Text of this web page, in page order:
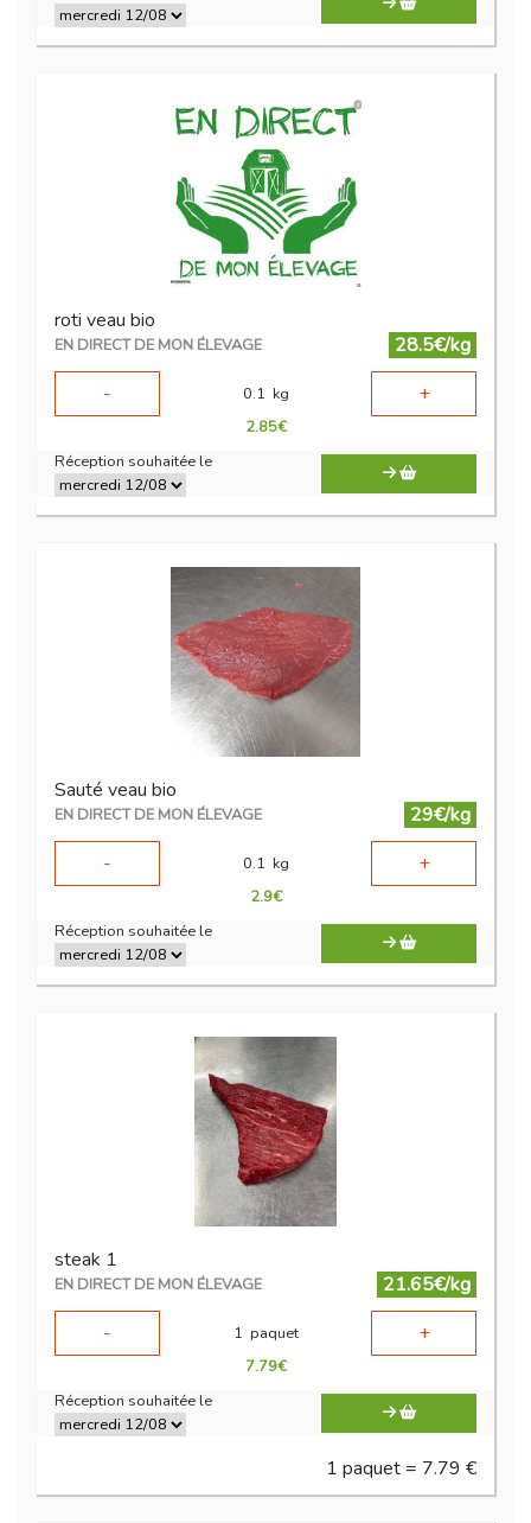
roti veau bio
EN DIRECT DE MON ÉLEVAGE
28.5€/kg
-
0.1 kg +
2.85€
Réception souhaitée le
Sauté veau bio
EN DIRECT DE MON ÉLEVAGE
29€/kg
-
0.1 kg +
2.9€
Réception souhaitée le
steak 1
EN DIRECT DE MON ÉLEVAGE
21.65€/kg
-
1 paquet +
7.79€
Réception souhaitée le
1 paquet = 7.79 €